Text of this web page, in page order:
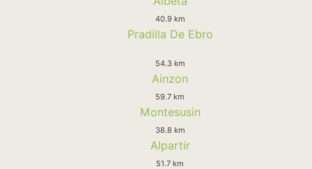
40.9 km
Pradilla De Ebro
54.3 km
Ainzon
59.7 km
Montesusin
38.8 km
Alpartir
51.7 km